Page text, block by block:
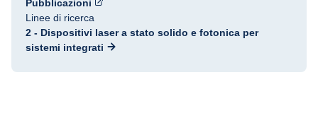
Pubblicazioni
Linee di ricerca
2 - Dispositivi laser a stato solido e fotonica per
sistemi integrati